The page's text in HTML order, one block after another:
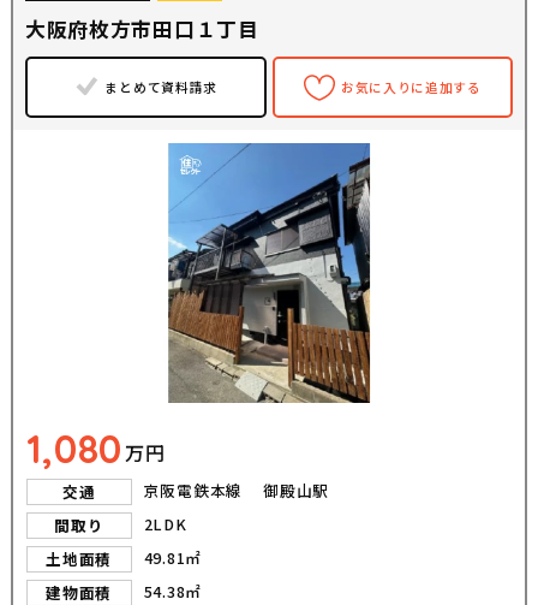
大阪府枚方市田口１丁目
まとめて資料請求 お気に入りに追加する
1,080 万円
交通
京阪電鉄本線 御殿山駅
間取り
2LDK
土地面積
49.81㎡
建物面積
54.38㎡